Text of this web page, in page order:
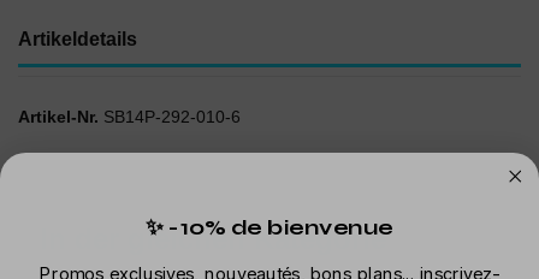
Artikeldetails
Artikel-Nr. SB14P-292-010-6
In der gleichen Kategorie
✨ -10% de bienvenue
Promos exclusives, nouveautés, bons plans... inscrivez-